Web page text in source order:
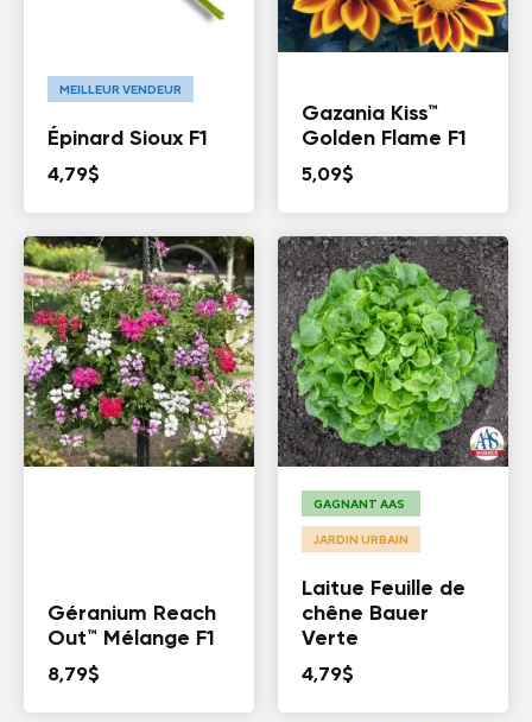
MEILLEUR VENDEUR
Épinard Sioux F1
4,79$
Gazania Kiss™
Golden Flame F1
5,09$
Géranium Reach
Out™ Mélange F1
8,79$
GAGNANT AAS
JARDIN URBAIN
Laitue Feuille de
chêne Bauer
Verte
4,79$